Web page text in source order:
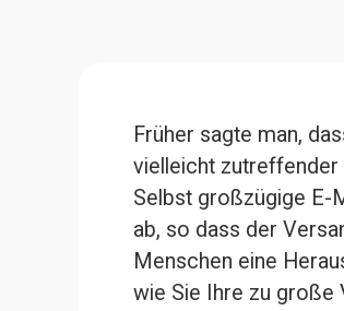
Früher sagte man,
vielleicht zutreffender
Selbst großzügige E-
ab, so dass der
Menschen eine
wie Sie Ihre zu große